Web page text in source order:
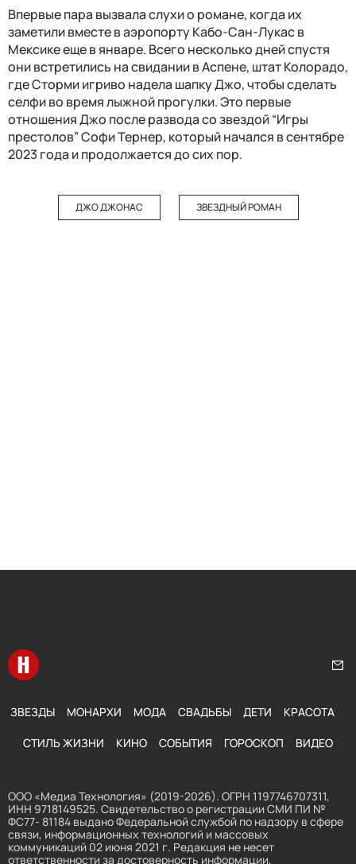
Впервые пара вызвала слухи о романе, когда их
заметили вместе в аэропорту Кабо-Сан-Лукас в
Мексике еще в январе. Всего несколько дней спустя
они встретились на свидании в Аспене, штат Колорадо,
где Сторми игриво надела шапку Джо, чтобы сделать
селфи во время лыжной прогулки. Это первые
отношения Джо после развода со звездой “Игры
престолов” Софи Тернер, который начался в сентябре
2023 года и продолжается до сих пор.
ДЖО ДЖОНАС ЗВЕЗДНЫЙ РОМАН
Перейти на главную
ЗВЕЗДЫ МОНАРХИ МОДА СВАДЬБЫ ДЕТИ КРАСОТА
СТИЛЬ ЖИЗНИ КИНО СОБЫТИЯ ГОРОСКОП ВИДЕО
ООО «Медиа Технология» (2019-2026). ОГРН 1197746707311,
ИНН 9718149525. Свидетельство о регистрации СМИ ПИ №
ФС77- 81184 выдано Федеральной службой по надзору в сфере
связи, информационных технологий и массовых
коммуникаций 02 июня 2021 г. Редакция не несет
ответственности за достоверность информации,